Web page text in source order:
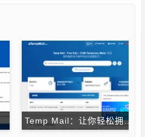
Temp Mail：让你轻松拥有一个免费的临时教育邮箱，解锁各种学生福利